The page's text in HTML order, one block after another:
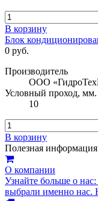
В корзину
Блок
0 руб.
Производитель
ООО
Условный проход, мм.
10
В корзину
Полезная информация
О компании
Узнайте больше о
выбрали именно нас.